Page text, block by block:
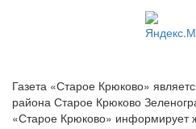
Газета «Старое Крюково»
района Старое Крюково
«Старое Крюково» информирует